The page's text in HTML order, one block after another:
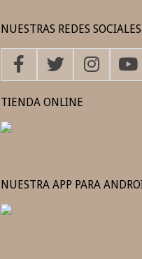
NUESTRAS REDES SOCIALES
TIENDA ONLINE
NUESTRA APP PARA